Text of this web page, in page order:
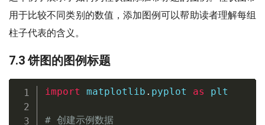
用于比较不同类别的数值，添加图例可以帮助读者理解每组
柱子代表的含义。
7.3 饼图的图例标题
import matplotlib . pyplot as plt
# 创建示例数据